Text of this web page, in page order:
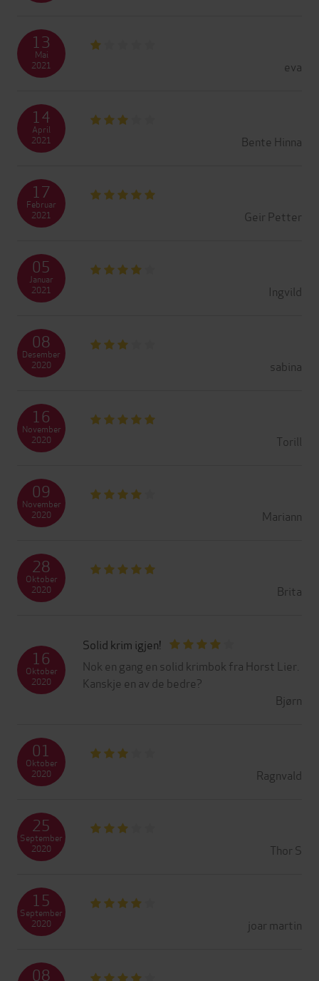
eva
13
Mai
2021
Bente Hinna
14
April
2021
Geir Petter
17
Februar
2021
Ingvild
05
Januar
2021
sabina
08
Desember
2020
Torill
16
November
2020
Mariann
09
November
2020
Brita
28
Oktober
2020
Solid krim igjen!
Nok en gang en solid krimbok fra Horst Lier.
Kanskje en av de bedre?
Bjørn
16
Oktober
2020
Ragnvald
01
Oktober
2020
Thor S
25
September
2020
joar martin
15
September
2020
08